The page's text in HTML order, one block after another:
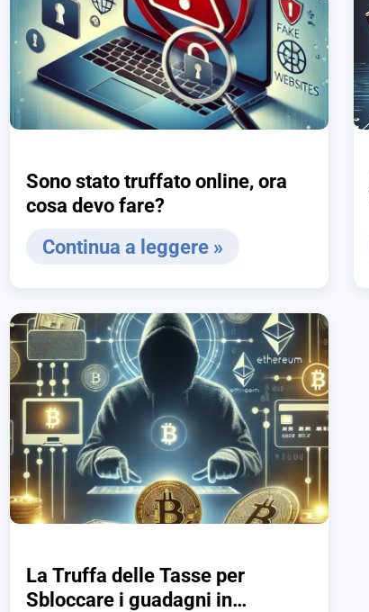
Sono stato truffato online, ora
cosa devo fare?
Continua a leggere »
La Truffa delle Tasse per
Sbloccare i guadagni in